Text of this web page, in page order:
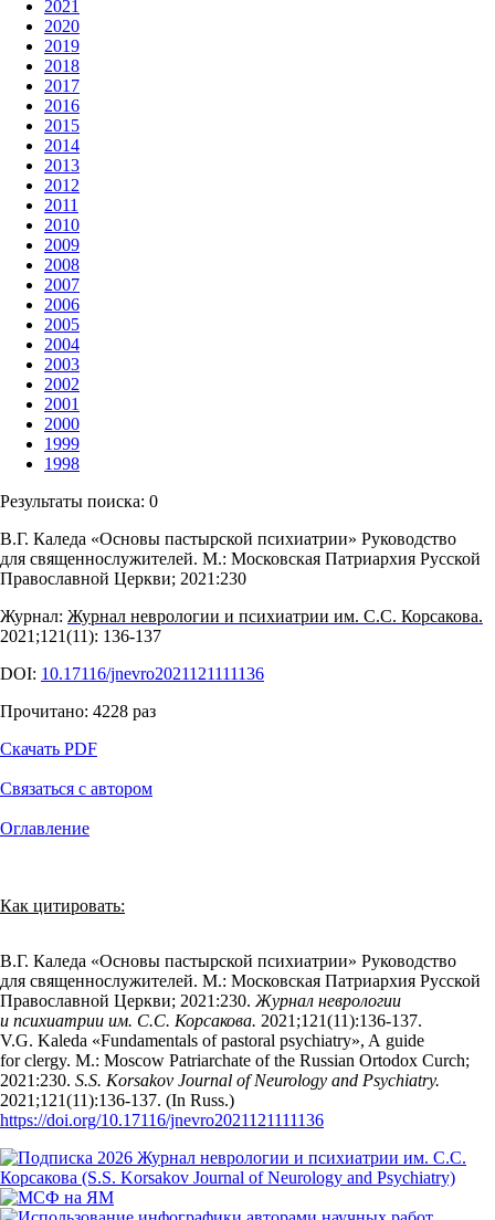
2021
2020
2019
2018
2017
2016
2015
2014
2013
2012
2011
2010
2009
2008
2007
2006
2005
2004
2003
2002
2001
2000
1999
1998
Результаты поиска: 0
В.Г. Каледа «Основы пастырской психиатрии» Руководство
для священнослужителей. М.: Московская Патриархия Русской
Православной Церкви; 2021:230
Журнал: Журнал неврологии и психиатрии им. С.С. Корсакова.
2021;121(11): 136‑137
DOI: 10.17116/jnevro2021121111136
Прочитано: 4228 раз
Скачать PDF
Связаться с автором
Оглавление
Как цитировать:
В.Г. Каледа «Основы пастырской психиатрии» Руководство
для священнослужителей. М.: Московская Патриархия Русской
Православной Церкви; 2021:230. Журнал неврологии
и психиатрии им. С.С. Корсакова. 2021;121(11):136‑137.
V.G. Kaleda «Fundamentals of pastoral psychiatry», A guide
for clergy. M.: Moscow Patriarchate of the Russian Ortodox Curch;
2021:230. S.S. Korsakov Journal of Neurology and Psychiatry.
2021;121(11):136‑137. (In Russ.)
https://doi.org/10.17116/jnevro2021121111136